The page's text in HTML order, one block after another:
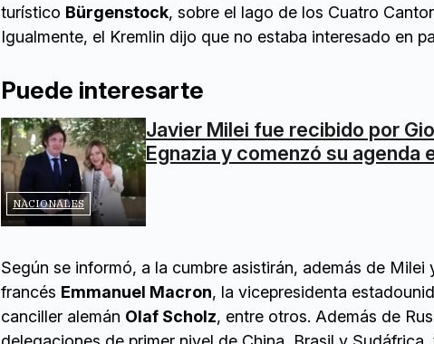
turístico Bürgenstock, sobre el lago de los Cuatro
Igualmente, el Kremlin dijo que no estaba interesado en
Puede interesarte
NACIONALES
Javier Milei fue recibido por
Egnazia y comenzó su agenda
Según se informó, a la cumbre asistirán, además de Milei
francés Emmanuel Macron, la vicepresidenta
canciller alemán Olaf Scholz, entre otros. Además de